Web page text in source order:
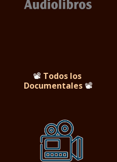
📽️ Todos los
Documentales 📽️